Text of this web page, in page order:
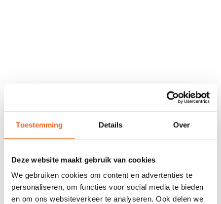
Toestemming Details Over
Deze website maakt gebruik van cookies
We gebruiken cookies om content en advertenties te
personaliseren, om functies voor social media te bieden
en om ons websiteverkeer te analyseren. Ook delen we